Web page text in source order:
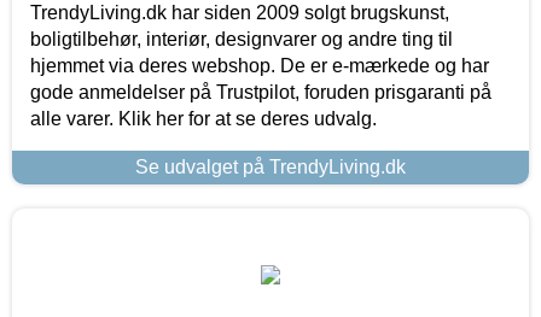
TrendyLiving.dk har siden 2009 solgt brugskunst,
boligtilbehør, interiør, designvarer og andre ting til
hjemmet via deres webshop. De er e-mærkede og har
gode anmeldelser på Trustpilot, foruden prisgaranti på
alle varer. Klik her for at se deres udvalg.
Se udvalget på TrendyLiving.dk